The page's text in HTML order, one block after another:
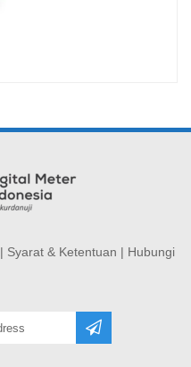
| Syarat & Ketentuan | Hubungi